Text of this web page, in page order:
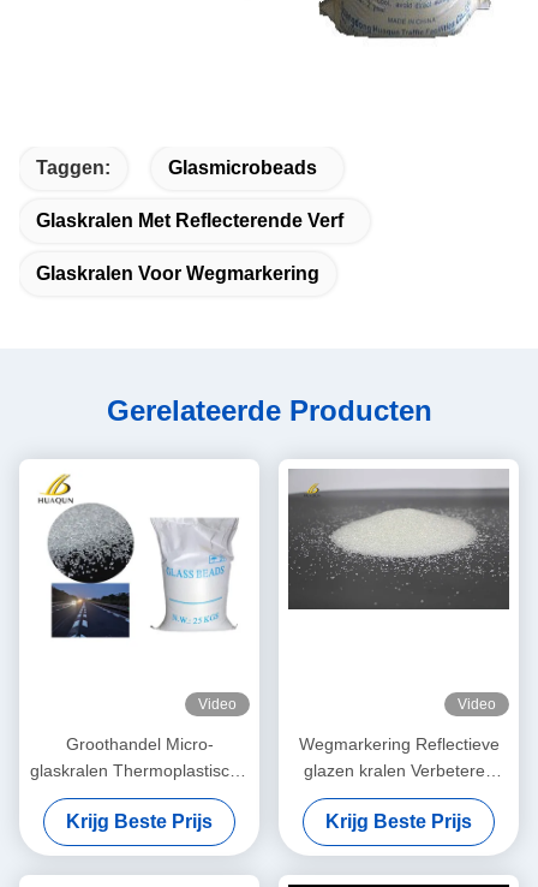
Taggen: Glasmicrobeads
Glaskralen Met Reflecterende Verf
Glaskralen Voor Wegmarkering
Gerelateerde Producten
Video
Groothandel Micro-
glaskralen Thermoplastische
wegmarkering Gebruik
hoogreflecterende
glaskralen
Krijg Beste Prijs
Video
Wegmarkering Reflectieve
glazen kralen Verbeteren
zicht Verbeteren veiligheid
0,5-2,5 mm Groottes
Duurzaam materiaal Twee
soorten
Krijg Beste Prijs